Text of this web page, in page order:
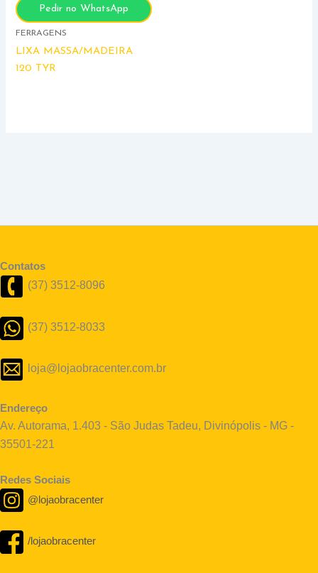
Pedir no WhatsApp
FERRAGENS
LIXA MASSA/MADEIRA
120 TYR
Contatos
(37) 3512-8096
(37) 3512-8033
loja@lojaobracenter.com.br
Endereço
Av. Autorama, 1.403 - São Judas Tadeu, Divinópolis - MG -
35501-221
Redes Sociais
@lojaobracenter
/lojaobracenter